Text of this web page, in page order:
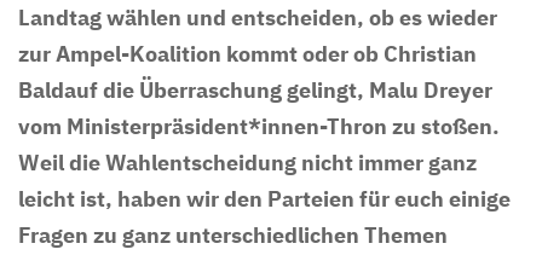
Landtag wählen und entscheiden, ob es wieder
zur Ampel-Koalition kommt oder ob Christian
Baldauf die Überraschung gelingt, Malu Dreyer
vom Ministerpräsident*innen-Thron zu stoßen.
Weil die Wahlentscheidung nicht immer ganz
leicht ist, haben wir den Parteien für euch einige
Fragen zu ganz unterschiedlichen Themen